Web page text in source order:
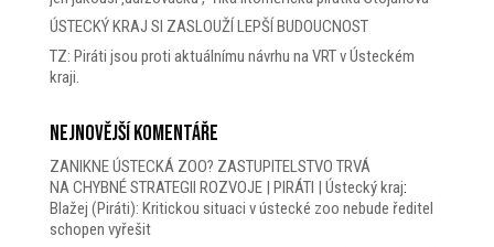
ÚSTECKÝ KRAJ SI ZASLOUŽÍ LEPŠÍ BUDOUCNOST
TZ: Piráti jsou proti aktuálnímu návrhu na VRT v Ústeckém
kraji.
Nejnovější komentáře
ZANIKNE ÚSTECKÁ ZOO? ZASTUPITELSTVO TRVÁ
NA CHYBNÉ STRATEGII ROZVOJE | PIRÁTI | Ústecký kraj:
Blažej (Piráti): Kritickou situaci v ústecké zoo nebude ředitel
schopen vyřešit